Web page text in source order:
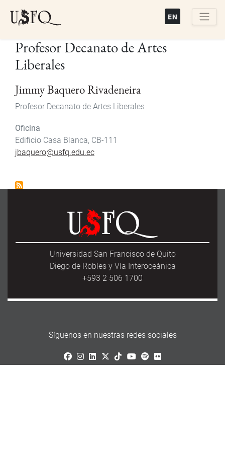
principal
Profesor Decanato de Artes
Liberales
Jimmy Baquero Rivadeneira
Profesor Decanato de Artes Liberales
Oficina
Edificio Casa Blanca, CB-111
jbaquero@usfq.edu.ec
Universidad San Francisco de Quito
Diego de Robles y Vía Interoceánica
+593 2 506 1700
Síguenos en nuestras redes sociales